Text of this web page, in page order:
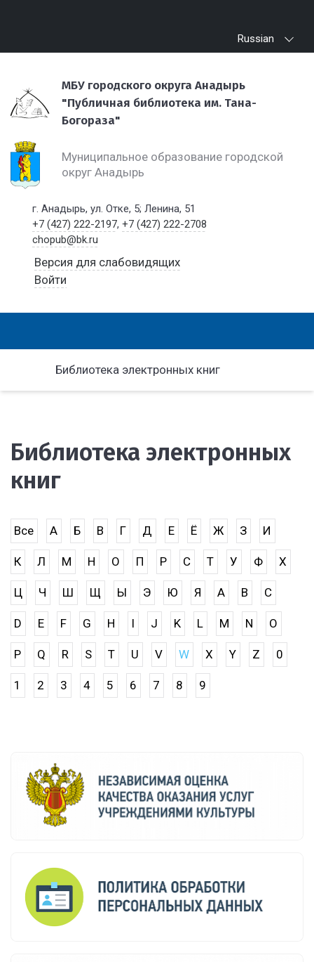
Russian
МБУ городского округа Анадырь
"Публичная библиотека им. Тана-
Богораза"
Муниципальное образование городской
округ Анадырь
г. Анадырь, ул. Отке, 5; Ленина, 51
+7 (427) 222-2197,+7 (427) 222-2708
chopub@bk.ru
Версия для слабовидящих
Войти
Библиотека электронных книг
Библиотека электронных
книг
Все А Б В Г Д Е Ё Ж З И
К Л М Н О П Р С Т У Ф Х
Ц Ч Ш Щ Ы Э Ю Я A B C
D E F G H I J K L M N O
P Q R S T U V W X Y Z 0
1 2 3 4 5 6 7 8 9